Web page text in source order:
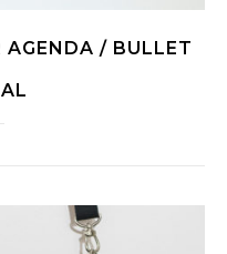
/ BULLET